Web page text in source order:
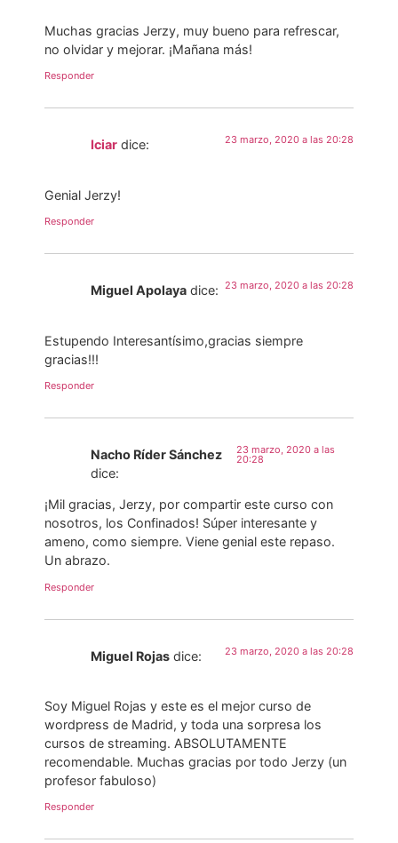
Muchas gracias Jerzy, muy bueno para refrescar,
no olvidar y mejorar. ¡Mañana más!
Responder
Iciar dice: 23 marzo, 2020 a las 20:28
Genial Jerzy!
Responder
Miguel Apolaya dice: 23 marzo, 2020 a las 20:28
Estupendo Interesantísimo,gracias siempre
gracias!!!
Responder
Nacho Ríder Sánchez
dice:
23 marzo, 2020 a las
20:28
¡Mil gracias, Jerzy, por compartir este curso con
nosotros, los Confinados! Súper interesante y
ameno, como siempre. Viene genial este repaso.
Un abrazo.
Responder
Miguel Rojas dice: 23 marzo, 2020 a las 20:28
Soy Miguel Rojas y este es el mejor curso de
wordpress de Madrid, y toda una sorpresa los
cursos de streaming. ABSOLUTAMENTE
recomendable. Muchas gracias por todo Jerzy (un
profesor fabuloso)
Responder